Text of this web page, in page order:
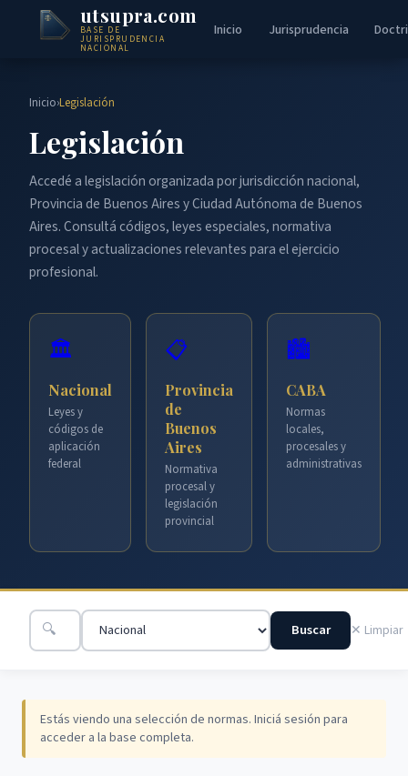
utsupra.com
BASE DE
JURISPRUDENCIA
NACIONAL
Inicio Jurisprudencia
Inicio›Legislación
Legislación
Accedé a legislación organizada por jurisdicción nacional,
Provincia de Buenos Aires y Ciudad Autónoma de Buenos
Aires. Consultá códigos, leyes especiales, normativa
procesal y actualizaciones relevantes para el ejercicio
profesional.
🏛️
Nacional
Leyes y
códigos de
aplicación
federal
📋
Provincia
de
Buenos
Aires
Normativa
procesal y
legislación
provincial
🏙️
CABA
Normas
locales,
procesales y
administrativas
🔍 Buscar ✕ Limpiar
Estás viendo una selección de normas. Iniciá sesión para
acceder a la base completa.